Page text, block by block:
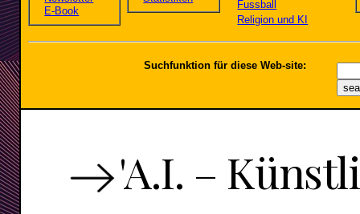
Fussball
Religion und KI
E-Book
Suchfunktion für diese Web-site:
'A.I. –